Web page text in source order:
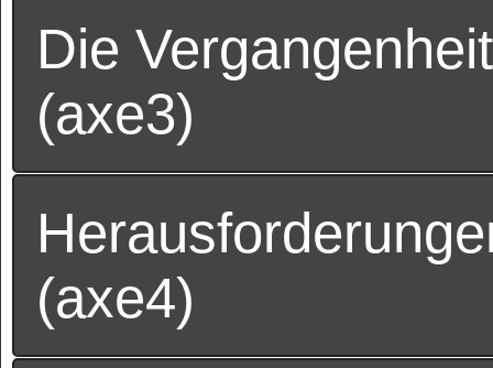
Die
(axe3)
(axe4)